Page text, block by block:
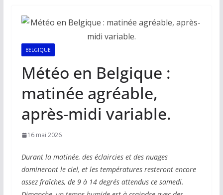
BELGIQUE
Météo en Belgique :
matinée agréable,
après-midi variable.
16 mai 2026
Durant la matinée, des éclaircies et des nuages
domineront le ciel, et les températures resteront encore
assez fraîches, de 9 à 14 degrés attendus ce samedi.